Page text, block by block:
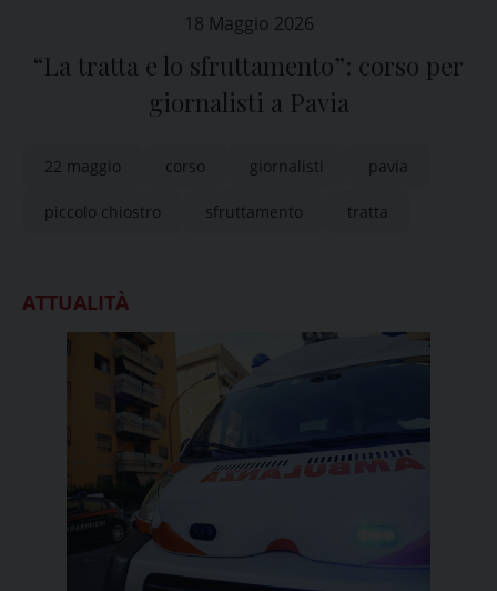
18 Maggio 2026
“La tratta e lo sfruttamento”: corso per
giornalisti a Pavia
22 maggio corso giornalisti pavia
piccolo chiostro sfruttamento tratta
ATTUALITÀ